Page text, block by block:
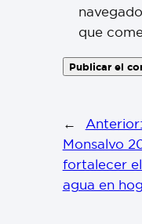
que
← Anterior:
Monsalvo
fortalecer
agua en